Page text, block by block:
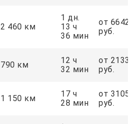
2 460 км
1 дн.
13 ч
36 мин
от
руб.
790 км
12 ч
32 мин
от
руб.
1 150 км
17 ч
28 мин
от
руб.